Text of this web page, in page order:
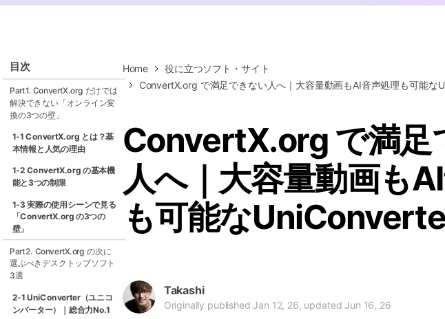
オールインワンAI生成プラットフォーム
Home
役に立つソフト・サイト
ConvertX.org で満足できない人へ｜大容量動画もAI音声処理も可能な
ConvertX.org で満足
人へ｜大容量動画も
も可能な
Takashi
Originally published Jan 12, 26, updated Jun 16, 26
目次
Part1. ConvertX.org だけでは
解決できない「オンライン変
換の3つの壁」
1-1 ConvertX.org とは？基
本情報と人気の理由
1-2 ConvertX.org の基本機
能と3つの制限
1-3 実際の使用シーンで見る
「ConvertX.org の3つの
壁」
Part2. ConvertX.org の次に
選ぶべきデスクトップソフト
3選
2-1 UniConverter（ユニコ
ンバーター）｜総合力No.1